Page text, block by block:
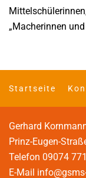
„Macherinnen
Startseite
Gerhard
Prinz-Eugen-
Telefon 09074
E-Mail